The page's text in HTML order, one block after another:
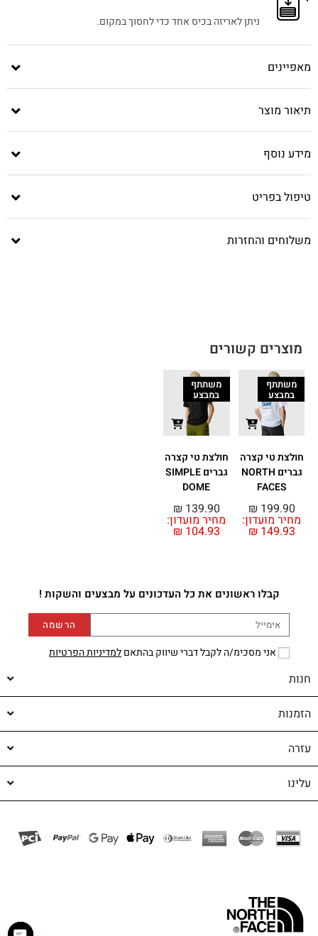
ניתן לאריזה בכיס אחד כדי לחסוך במקום.
מאפיינים
תיאור מוצר
מידע נוסף
טיפול בפריט
משלוחים והחזרות
מוצרים קשורים
משתתף
במבצע
חולצת טי קצרה
גברים NORTH
FACES
מחיר מועדון:
₪ 149.93
₪ 199.90
משתתף
במבצע
חולצת טי קצרה
גברים SIMPLE
DOME
מחיר מועדון:
₪ 104.93
₪ 139.90
קבלו ראשונים את כל העדכונים על מבצעים והשקות !
אני מסכימ/ה לקבל דברי שיווק בהתאםלמדיניות הפרטיות
הרשמה
חנות
הזמנות
עזרה
עלינו